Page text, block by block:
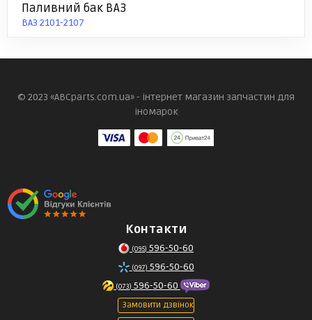
Паливний бак ВАЗ
ВАЗ 2101-2107
© 2023 «ABCparts.com.ua» - інтернет магазин запчастин для
іномарок
Контакти
(095) 596-50-60
(097) 596-50-60
(073) 596-50-60
Замовити дзвінок